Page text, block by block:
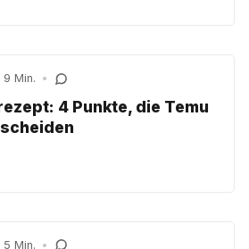
Min. •
4 Punkte, die Temu
Min. •